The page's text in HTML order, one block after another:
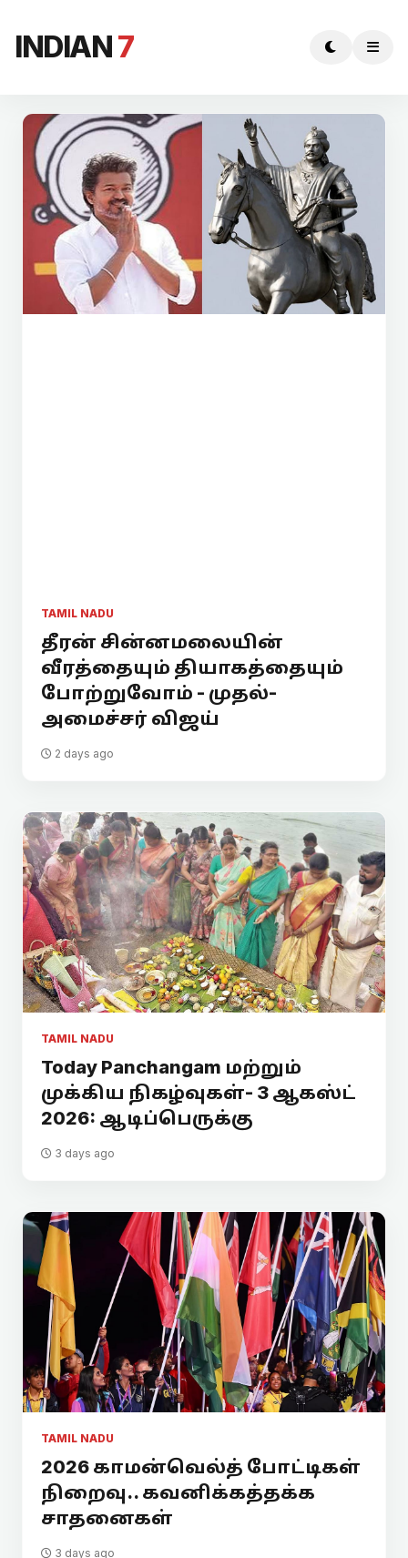
INDIAN7
TAMIL NADU
தீரன் சின்னமலையின்
வீரத்தையும் தியாகத்தையும்
போற்றுவோம் - முதல்-
அமைச்சர் விஜய்
2 days ago
TAMIL NADU
Today Panchangam மற்றும்
முக்கிய நிகழ்வுகள்- 3 ஆகஸ்ட்
2026: ஆடிப்பெருக்கு
3 days ago
TAMIL NADU
2026 காமன்வெல்த் போட்டிகள்
நிறைவு.. கவனிக்கத்தக்க
சாதனைகள்
3 days ago